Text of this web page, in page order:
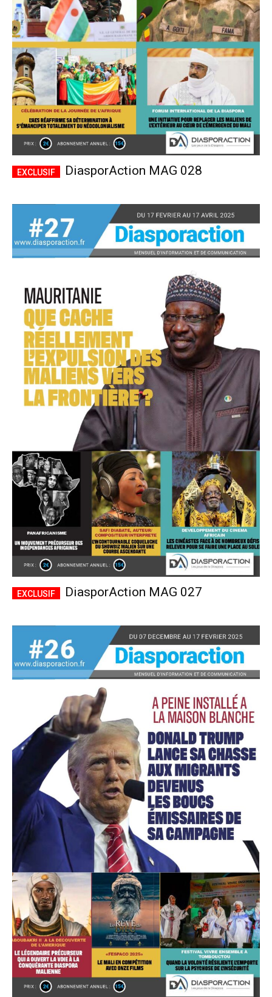
Plans d'abonnement
Accès gratuit
Gratuit /accès limité
Quelques articles
Annonces
Tous les articles
Le magazine
CHOISIR LE FORFAIT
DiasporAction MAG 028
DiasporAction MAG 027